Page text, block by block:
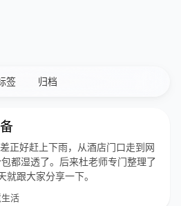
签 归档
正好赶上下雨，从酒店门口走到网
都湿透了。后来杜老师专门整理了
就跟大家分享一下。
活